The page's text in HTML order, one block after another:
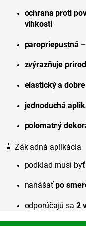
ochrana proti
vlhkosti
paropriepustná
zvýrazňuje
elastický a
jednoduchá
polomatný
🧴 Základná aplikácia
podklad musí byť
nanášať po
odporúčajú sa 2
Z